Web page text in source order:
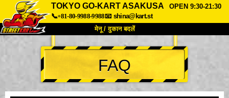
TOKYO GO-KART ASAKUSA
OPEN 9:30-21:30
📞+81-80-9988-9988📧 shina@kart.st
मेनू / दुकान बदलें
TOP
हमारे बारे में विशेषताएँ कीमत
FAQ